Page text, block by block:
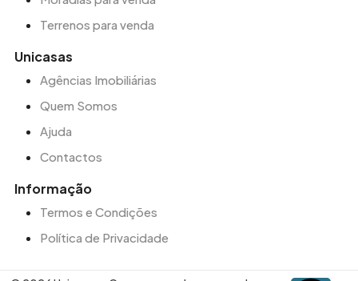
Terrenos para venda
Unicasas
Agências Imobiliárias
Quem Somos
Ajuda
Contactos
Informação
Termos e Condições
Política de Privacidade